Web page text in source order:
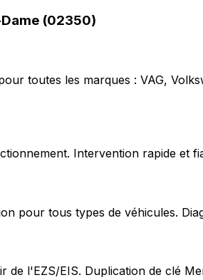
(02350)
toutes les marques : VAG,
Intervention rapide et
pour tous types de véhicules.
l'EZS/EIS. Duplication de clé